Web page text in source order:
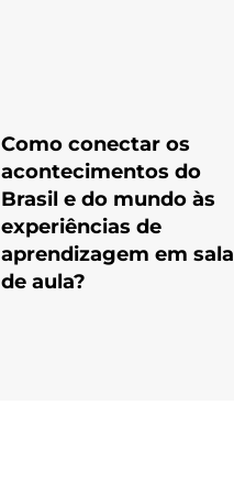
Como conectar os
acontecimentos do
Brasil e do mundo às
experiências de
aprendizagem em sala
de aula?